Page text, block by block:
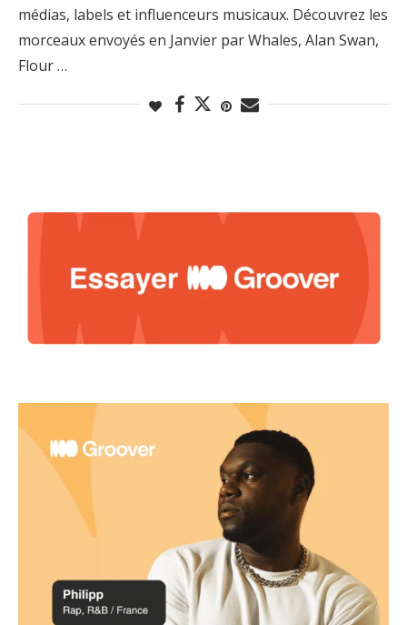
médias, labels et influenceurs musicaux. Découvrez les
morceaux envoyés en Janvier par Whales, Alan Swan,
Flour …